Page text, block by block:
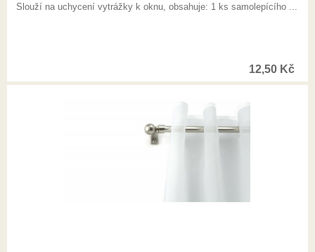
Slouží na uchycení vytrážky k oknu, obsahuje: 1 ks samolepícího ...
12,50 Kč